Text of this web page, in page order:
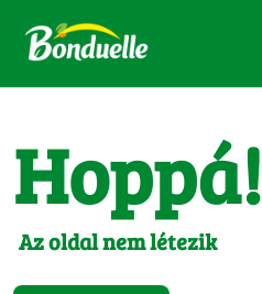
Hoppá!
Az oldal nem létezik